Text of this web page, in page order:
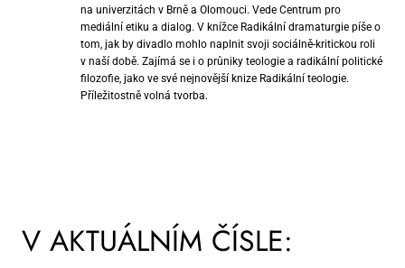
na univerzitách v Brně a Olomouci. Vede Centrum pro
mediální etiku a dialog. V knížce Radikální dramaturgie píše o
tom, jak by divadlo mohlo naplnit svoji sociálně-kritickou roli
v naší době. Zajímá se i o průniky teologie a radikální politické
filozofie, jako ve své nejnovější knize Radikální teologie.
Příležitostně volná tvorba.
V AKTUÁLNÍM ČÍSLE: